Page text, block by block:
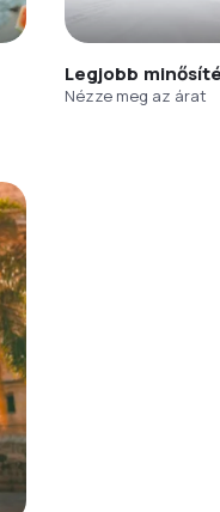
Legjobb
Nézze meg az árat